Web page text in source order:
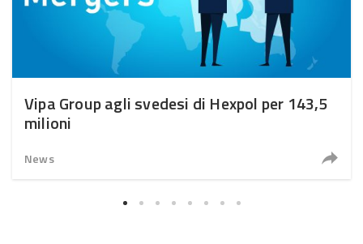
Vipa Group agli svedesi di Hexpol per 143,5
milioni
News